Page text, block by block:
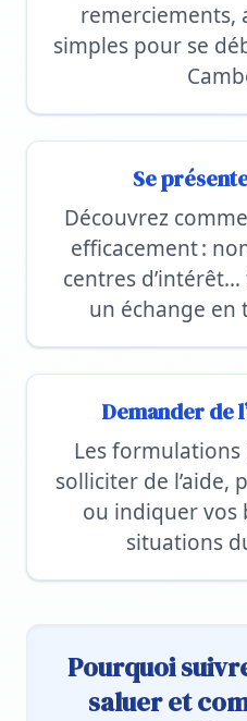
remerciements,
simples pour se
Se
Découvrez
efficacement :
centres
un échange en
Demander de
Les formulations
solliciter de l’aide,
ou indiquer vos
situations
Pourquoi
saluer et